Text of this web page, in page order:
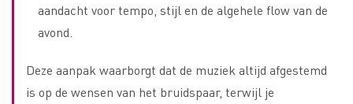
aandacht voor tempo, stijl en de algehele flow van de
avond.
Deze aanpak waarborgt dat de muziek altijd afgestemd
is op de wensen van het bruidspaar, terwijl je